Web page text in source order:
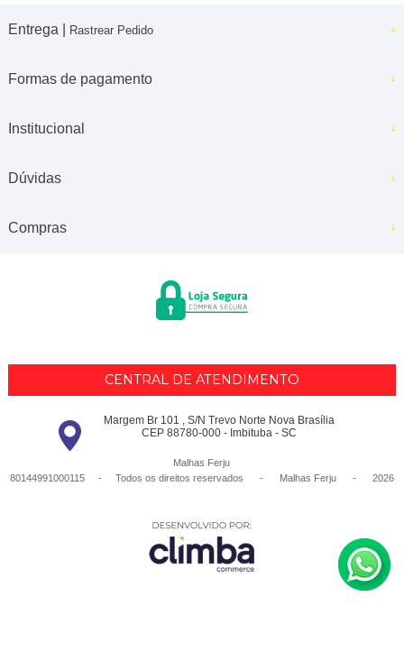
Entrega | Rastrear Pedido
Formas de pagamento
Institucional
Dúvidas
Compras
CENTRAL DE ATENDIMENTO
Margem Br 101 , S/N Trevo Norte Nova Brasília
CEP 88780-000 - Imbituba - SC
Malhas Ferju
80144991000115 - Todos os direitos reservados
- Malhas Ferju - 2026